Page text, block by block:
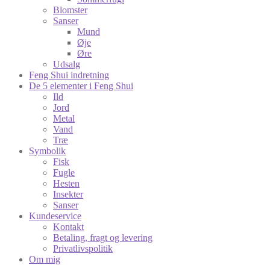
Blomster
Sanser
Mund
Øje
Øre
Udsalg
Feng Shui indretning
De 5 elementer i Feng Shui
Ild
Jord
Metal
Vand
Træ
Symbolik
Fisk
Fugle
Hesten
Insekter
Sanser
Kundeservice
Kontakt
Betaling, fragt og levering
Privatlivspolitik
Om mig